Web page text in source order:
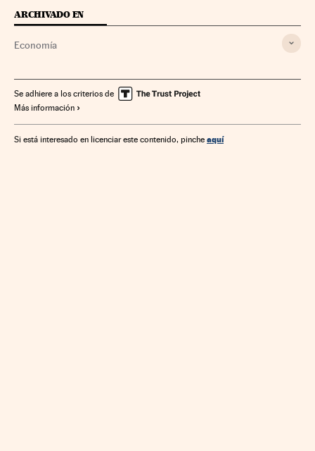
ARCHIVADO EN
Economía
Se adhiere a los criterios de
Más información
Si está interesado en licenciar este contenido, pinche aquí